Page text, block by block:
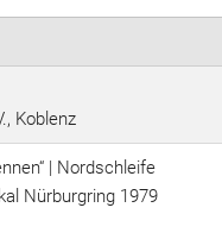
Koblenz
| Nordschleife
Nürburgring 1979